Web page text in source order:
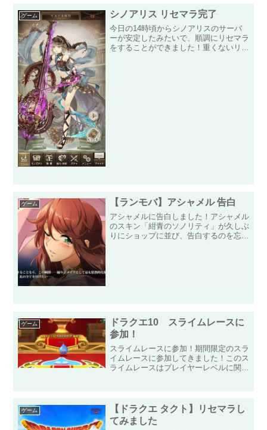
ゲーム シノアリス リセマラ完了
今日の14時頃からシノアリスのサーバ
ーが安定したみたいで、順調にリセマラ
をすることができました！重くないリセ
ゲーム 【ランモバ】アシャメル 告白
アシャメルに告白しました！アシャメル
のスキン「紺青のソノリティ」が久しぶ
りにショップに並び、告白するのを忘れ
ゲーム
ドラクエ10 スライムレースに
参加！
スライムレースに参加！期間限定のスラ
イムレースに参加してきました！このス
ライムレースはプレイヤーレベルに関係
らしいですが、自分はその...
ゲーム
【ドラクエ タクト】リセマラし
てみました